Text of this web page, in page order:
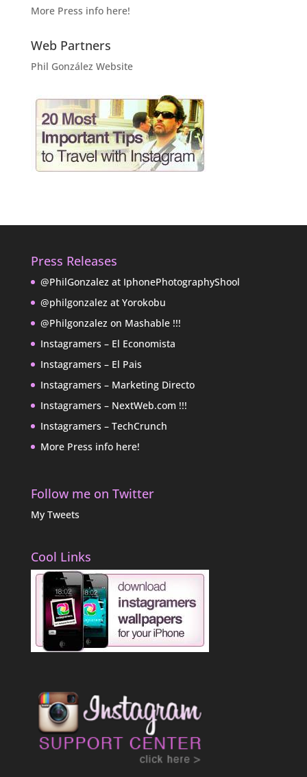
More Press info here!
Web Partners
Phil González Website
Press Releases
@PhilGonzalez at IphonePhotographyShool
@philgonzalez at Yorokobu
@Philgonzalez on Mashable !!!
Instagramers – El Economista
Instagramers – El Pais
Instagramers – Marketing Directo
Instagramers – NextWeb.com !!!
Instagramers – TechCrunch
More Press info here!
Follow me on Twitter
My Tweets
Cool Links